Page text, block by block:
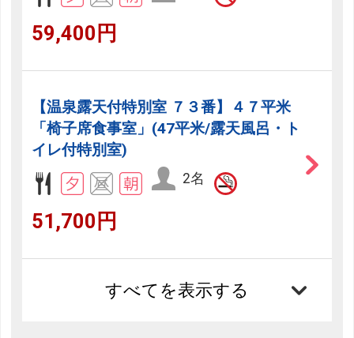
59,400円
【温泉露天付特別室 ７３番】４７平米
「椅子席食事室」(47平米/露天風呂・ト
イレ付特別室)
2名
51,700円
すべてを表示する